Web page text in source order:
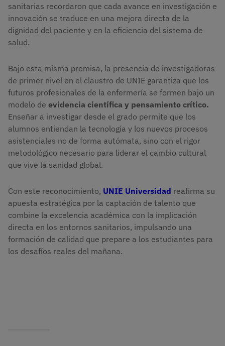
sanitarias recordaron que cada avance en investigación e
innovación se traduce en una mejora directa de la
dignidad del paciente y en la eficiencia del sistema de
salud.
Bajo esta misma premisa, la presencia de investigadoras
de primer nivel en el claustro de UNIE garantiza que los
futuros profesionales de la enfermería se formen bajo un
modelo de evidencia científica y pensamiento crítico.
Enseñar a investigar desde el grado permite que los
alumnos entiendan la tecnología y los nuevos procesos
asistenciales no de forma autómata, sino con el rigor
metodológico necesario para liderar el cambio cultural
que vive la sanidad global.
Con este reconocimiento, UNIE Universidad reafirma su
apuesta estratégica por la captación de talento que
combine la excelencia académica con la implicación
directa en los entornos sanitarios, impulsando una
formación de calidad que prepare a los estudiantes para
los desafíos reales del mañana.